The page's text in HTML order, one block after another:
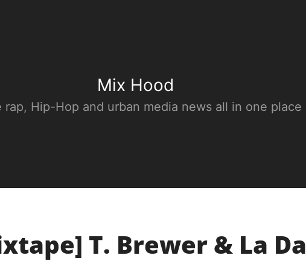
Mix Hood
rap, Hip-Hop and urban media news all in one place
T. Brewer & La Da